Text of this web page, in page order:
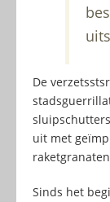
De
uit met
Sinds het